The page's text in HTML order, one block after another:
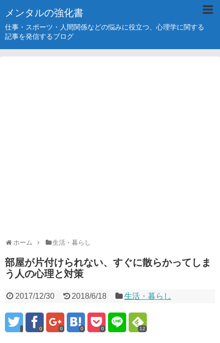
メンタルの強化書
仕事・スポーツ・人間関係などの悩みに役立つ、心理学に関する
記事を発信するブログ
ホーム 生活・暮らし
部屋が片付けられない、すぐに散らかってしま
う人の心理と対策
2017/12/30 2018/6/18 生活・暮らし
0 0 0 0 12